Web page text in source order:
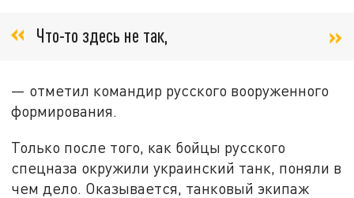
Что-то здесь не так,
— отметил командир русского вооруженного
формирования.
Только после того, как бойцы русского
спецназа окружили украинский танк, поняли в
чем дело. Оказывается, танковый экипаж